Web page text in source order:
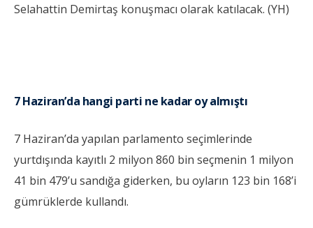
Selahattin Demirtaş konuşmacı olarak katılacak. (YH)
7 Haziran’da hangi parti ne kadar oy almıştı
7 Haziran’da yapılan parlamento seçimlerinde
yurtdışında kayıtlı 2 milyon 860 bin seçmenin 1 milyon
41 bin 479’u sandığa giderken, bu oyların 123 bin 168’i
gümrüklerde kullandı.